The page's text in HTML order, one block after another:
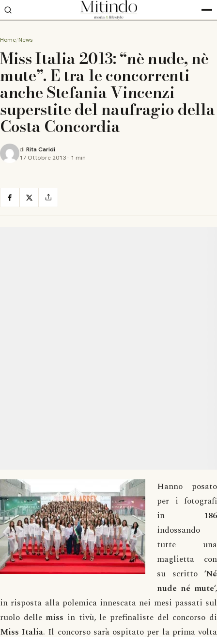
Home News
Miss Italia 2013: “nè nude, nè
mute”. E tra le concorrenti
anche Stefania Vincenzi
superstite del naufragio della
Costa Concordia
di Rita Caridi
17 Ottobre 2013 · 1 min
Hanno posato
per i fotografi
in 186
indossando
tutte una
maglietta con
su scritto ‘Né
nude né mute‘,
in risposta alla polemica innescata nei mesi passati sul
ruolo delle miss in tivù, le prefinaliste del concorso di
Miss Italia. Il concorso sarà ospitato per la prima volta